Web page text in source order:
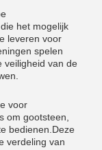
het mogelijk
leveren voor
spelen
veiligheid van de
voor
om gootsteen,
bedienen.Deze
verdeling van